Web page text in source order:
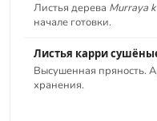
Листья дерева Murraya
начале готовки.
Листья карри
Высушенная пряность.
хранения.